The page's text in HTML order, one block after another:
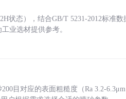
状态），结合GB/T 5231-2012标准
业选材提供参考。
目对应的表面粗糙度（Ra 3.2-